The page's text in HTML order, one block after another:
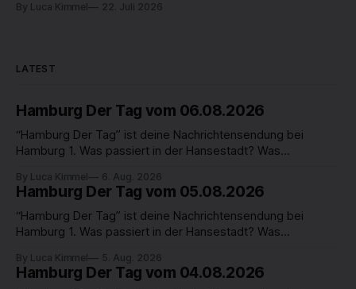
By Luca Kimmel 22. Juli 2026
LATEST
Hamburg Der Tag vom 06.08.2026
“Hamburg Der Tag” ist deine Nachrichtensendung bei
Hamburg 1. Was passiert in der Hansestadt? Was
in unserer Stadt an? Fragen, die von Montag bis Freitag LIVE
um 18 Uhr beantwortet werden - auf YouTube und im TV.
By Luca Kimmel 6. Aug. 2026
Hamburg Der Tag vom 05.08.2026
“Hamburg Der Tag” ist deine Nachrichtensendung bei
Hamburg 1. Was passiert in der Hansestadt? Was
in unserer Stadt an? Fragen, die von Montag bis Freitag LIVE
um 18 Uhr beantwortet werden - auf YouTube und im TV.
By Luca Kimmel 5. Aug. 2026
Hamburg Der Tag vom 04.08.2026